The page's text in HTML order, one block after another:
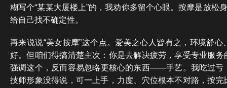
糊写个“某某大厦楼上”的，我劝你多留个心眼。按摩是放松
给自己找不确定性。
再来说说“美女按摩”这个点。爱美之心人皆有之，环境舒
好。但咱们得搞清楚主次：你是去解决疲劳，享受专业服
强调这个，反而容易忽略更核心的东西——手艺。我吃过亏
技师形象没得说，可一上手，力度、穴位根本不对路，按